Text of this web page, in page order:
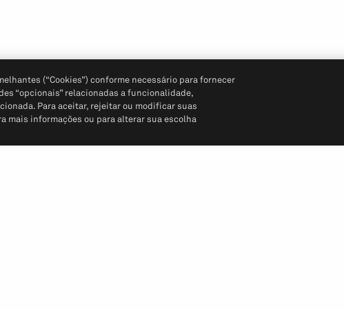
(“Cookies”) conforme necessário para fornecer
“opcionais” relacionadas a funcionalidade,
Para aceitar, rejeitar ou modificar suas
mais informações ou para alterar sua escolha